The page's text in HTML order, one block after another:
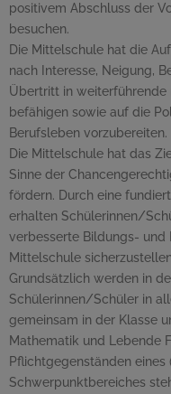
positivem Abschluss der
besuchen.
Die Mittelschule hat die
nach Interesse, Neigung,
Übertritt in weiterführende
befähigen sowie auf die
Berufsleben vorzubereiten.
Die Mittelschule hat das
Sinne der
fördern. Durch eine
erhalten Schülerinnen/
verbesserte Bildungs- und
Mittelschule
Grundsätzlich werden in
Schülerinnen/Schüler in
gemeinsam in der Klasse
Mathematik und Lebende
Pflichtgegenständen eines
Schwerpunktbereiches